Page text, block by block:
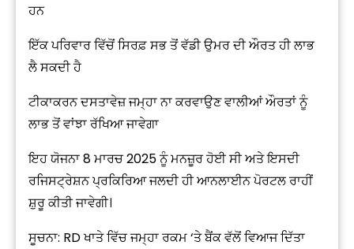
ਹਨ
ਇੱਕ ਪਰਿਵਾਰ ਵਿੱਚੋਂ ਸਿਰਫ਼ ਸਭ ਤੋਂ ਵੱਡੀ ਉਮਰ ਦੀ ਔਰਤ ਹੀ ਲਾਭ
ਲੈ ਸਕਦੀ ਹੈ
ਟੀਕਾਕਰਨ ਦਸਤਾਵੇਜ਼ ਜਮ੍ਹਾ ਨਾ ਕਰਵਾਉਣ ਵਾਲੀਆਂ ਔਰਤਾਂ ਨੂੰ
ਲਾਭ ਤੋਂ ਵਾਂਝਾ ਰੱਖਿਆ ਜਾਵੇਗਾ
ਇਹ ਯੋਜਨਾ 8 ਮਾਰਚ 2025 ਨੂੰ ਮਨਜ਼ੂਰ ਹੋਈ ਸੀ ਅਤੇ ਇਸਦੀ
ਰਜਿਸਟ੍ਰੇਸ਼ਨ ਪ੍ਰਕਿਰਿਆ ਜਲਦੀ ਹੀ ਆਨਲਾਈਨ ਪੋਰਟਲ ਰਾਹੀਂ
ਸ਼ੁਰੂ ਕੀਤੀ ਜਾਵੇਗੀ।
ਸੂਚਨਾ: RD ਖਾਤੇ ਵਿੱਚ ਜਮ੍ਹਾ ਰਕਮ ‘ਤੇ ਬੈਂਕ ਵੱਲੋਂ ਵਿਆਜ ਦਿੱਤਾ